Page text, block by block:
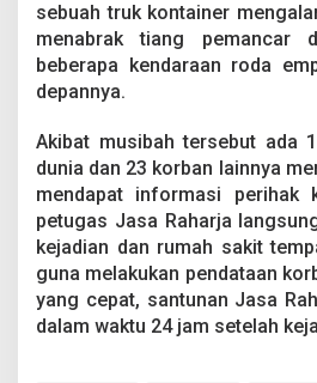
sebuah truk kontainer
menabrak tiang pemancar
beberapa kendaraan roda
depannya.
Akibat musibah tersebut ada
dunia dan 23 korban lainnya
mendapat informasi perihak
petugas Jasa Raharja
kejadian dan rumah sakit
guna melakukan pendataan
yang cepat, santunan Jasa
dalam waktu 24 jam setelah